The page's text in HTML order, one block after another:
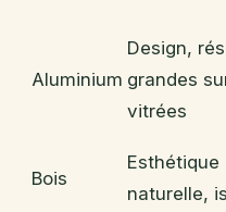
Aluminium
Design,
grandes
vitrées
Bois
Esthétique
naturelle,